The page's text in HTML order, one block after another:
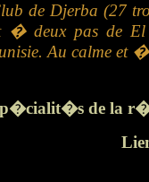
de Djerba (27
� deux pas de El
Au calme et
de la